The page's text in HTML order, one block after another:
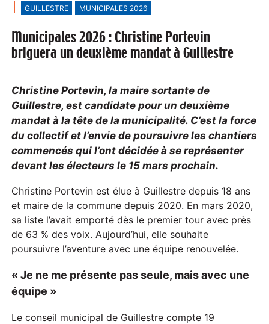
GUILLESTRE MUNICIPALES 2026
Municipales 2026 : Christine Portevin
briguera un deuxième mandat à Guillestre
Christine Portevin, la maire sortante de
Guillestre,est candidate pour un deuxième
mandatà la tête de la municipalité. C’est la force
du collectif et l’envie de poursuivre les chantiers
commencés qui l’ont décidée à se représenter
devant les électeursle 15mars prochain.
Christine Portevin est élue à Guillestre depuis 18 ans
et maire de la commune depuis 2020. En mars 2020,
sa liste l’avait emporté dès le premier tour avec près
de 63 % des voix. Aujourd’hui, elle souhaite
poursuivre l’aventure avec une équipe renouvelée.
« Je ne me présente pas seule, mais avec une
équipe »
Le conseil municipal de Guillestre compte 19